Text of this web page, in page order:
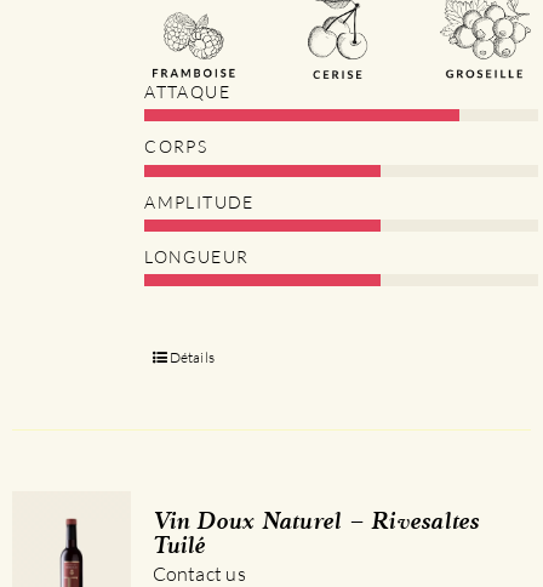
ATTAQUE
CORPS
AMPLITUDE
LONGUEUR
Détails
Vin Doux Naturel – Rivesaltes
Tuilé
Contact us